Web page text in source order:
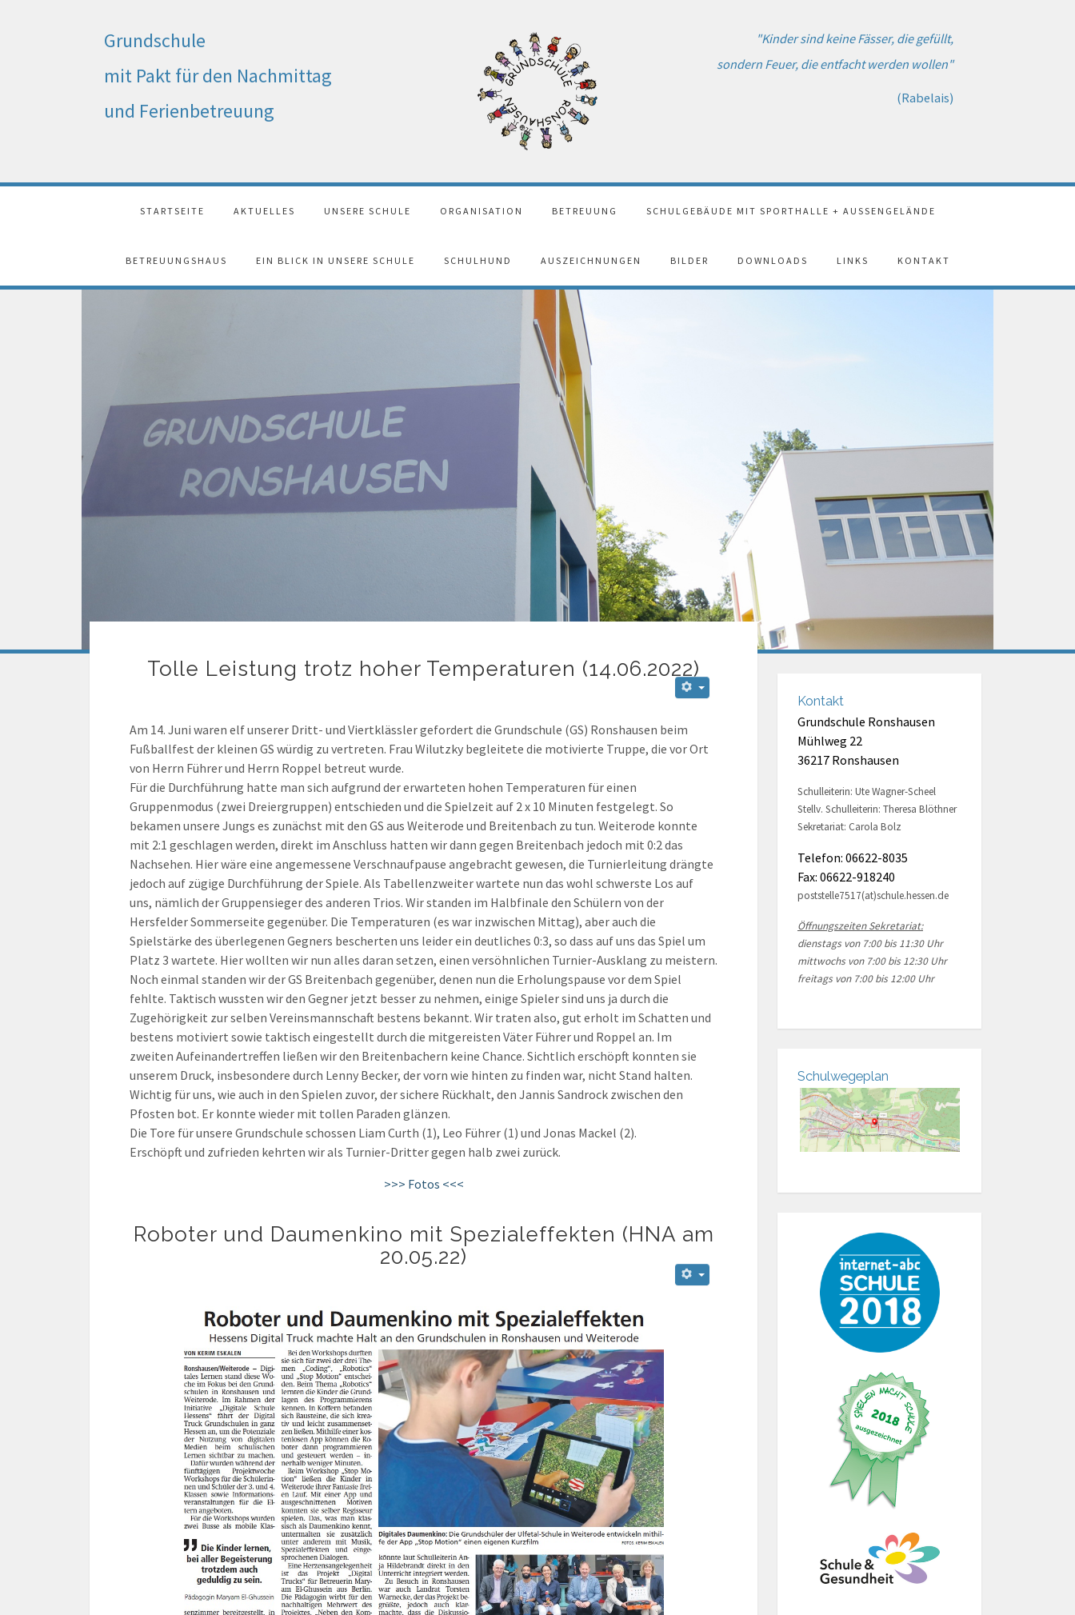
Grundschule
mit Pakt für den Nachmittag
und Ferienbetreuung
"Kinder sind keine Fässer, die gefüllt,
sondern Feuer, die entfacht werden wollen"
(Rabelais)
STARTSEITE AKTUELLES UNSERE SCHULE ORGANISATION BETREUUNG SCHULGEBÄUDE MIT SPORTHALLE + AUSSENGELÄNDE
BETREUUNGSHAUS EIN BLICK IN UNSERE SCHULE SCHULHUND AUSZEICHNUNGEN BILDER DOWNLOADS LINKS KONTAKT
Kontakt
Grundschule Ronshausen
Mühlweg 22
36217 Ronshausen
Schulleiterin: Ute Wagner-Scheel
Stellv. Schulleiterin: Theresa Blöthner
Sekretariat: Carola Bolz
Telefon: 06622-8035
Fax: 06622-918240
poststelle7517(at)schule.hessen.de
Öffnungszeiten Sekretariat:
dienstags von 7:00 bis 11:30 Uhr
mittwochs von 7:00 bis 12:30 Uhr
freitags von 7:00 bis 12:00 Uhr
Schulwegeplan
Tolle Leistung trotz hoher Temperaturen (14.06.2022)
Am 14. Juni waren elf unserer Dritt- und Viertklässler gefordert die Grundschule (GS) Ronshausen beim
Fußballfest der kleinen GS würdig zu vertreten. Frau Wilutzky begleitete die motivierte Truppe, die vor Ort
von Herrn Führer und Herrn Roppel betreut wurde.
Für die Durchführung hatte man sich aufgrund der erwarteten hohen Temperaturen für einen
Gruppenmodus (zwei Dreiergruppen) entschieden und die Spielzeit auf 2 x 10 Minuten festgelegt. So
bekamen unsere Jungs es zunächst mit den GS aus Weiterode und Breitenbach zu tun. Weiterode konnte
mit 2:1 geschlagen werden, direkt im Anschluss hatten wir dann gegen Breitenbach jedoch mit 0:2 das
Nachsehen. Hier wäre eine angemessene Verschnaufpause angebracht gewesen, die Turnierleitung drängte
jedoch auf zügige Durchführung der Spiele. Als Tabellenzweiter wartete nun das wohl schwerste Los auf
uns, nämlich der Gruppensieger des anderen Trios. Wir standen im Halbfinale den Schülern von der
Hersfelder Sommerseite gegenüber. Die Temperaturen (es war inzwischen Mittag), aber auch die
Spielstärke des überlegenen Gegners bescherten uns leider ein deutliches 0:3, so dass auf uns das Spiel um
Platz 3 wartete. Hier wollten wir nun alles daran setzen, einen versöhnlichen Turnier-Ausklang zu meistern.
Noch einmal standen wir der GS Breitenbach gegenüber, denen nun die Erholungspause vor dem Spiel
fehlte. Taktisch wussten wir den Gegner jetzt besser zu nehmen, einige Spieler sind uns ja durch die
Zugehörigkeit zur selben Vereinsmannschaft bestens bekannt. Wir traten also, gut erholt im Schatten und
bestens motiviert sowie taktisch eingestellt durch die mitgereisten Väter Führer und Roppel an. Im
zweiten Aufeinandertreffen ließen wir den Breitenbachern keine Chance. Sichtlich erschöpft konnten sie
unserem Druck, insbesondere durch Lenny Becker, der vorn wie hinten zu finden war, nicht Stand halten.
Wichtig für uns, wie auch in den Spielen zuvor, der sichere Rückhalt, den Jannis Sandrock zwischen den
Pfosten bot. Er konnte wieder mit tollen Paraden glänzen.
Die Tore für unsere Grundschule schossen Liam Curth (1), Leo Führer (1) und Jonas Mackel (2).
Erschöpft und zufrieden kehrten wir als Turnier-Dritter gegen halb zwei zurück.
>>> Fotos <<<
Roboter und Daumenkino mit Spezialeffekten (HNA am
20.05.22)